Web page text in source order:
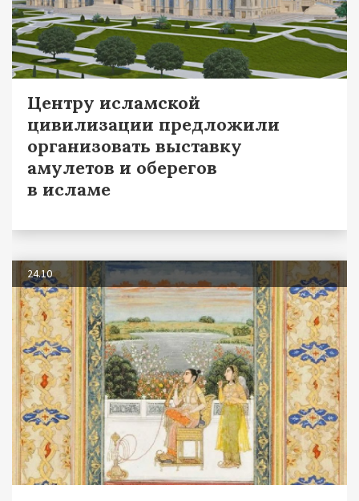
Центру исламской
цивилизации предложили
организовать выставку
амулетов и оберегов
в исламе
24.10